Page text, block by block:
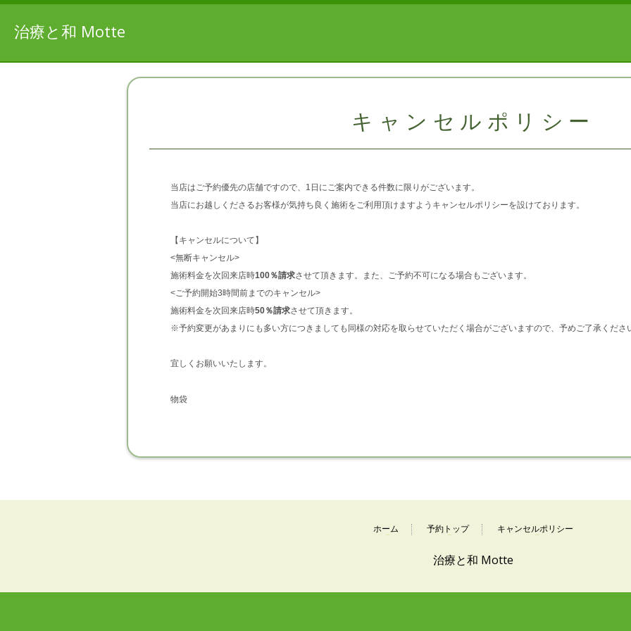
治療と和 Motte
キャンセルポリシー
当店はご予約優先の店舗ですので、 1日にご案内できる件数に限りがございます。
当店にお越しくださるお客様が気持ち良く施術をご利用頂けますようキャンセルポリシーを設けております。
【キャンセルについて】
<無断キャンセル>
施術料金を次回来店時100％請求させて頂きます。また、ご予約不可になる場合もございます。
<ご予約開始3時間前までのキャンセル>
施術料金を次回来店時50％請求させて頂きます。
※予約変更があまりにも多い方につきましても同様の対応を取らせていただく場合がございますので、予めご了承くださ
宜しくお願いいたします。
物袋
ホーム 予約トップ キャンセルポリシー
治療と和 Motte